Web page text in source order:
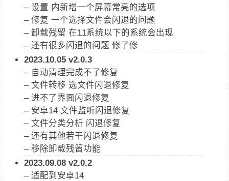
– 设置 内新增一个屏幕常亮的选项
– 修复 一个选择文件会闪退的问题
– 卸载残留 在11系统以下的系统会出现
– 还有很多闪退的问题 修了修
2023.10.05 v2.0.3
– 自动清理完成不了修复
– 文件转移 选文件闪退修复
– 进不了界面闪退修复
– 安卓14 文件监听闪退修复
– 文件分类分析 闪退修复
– 还有其他若干闪退修复
– 移除卸载残留功能
2023.09.08 v2.0.2
– 适配到安卓14